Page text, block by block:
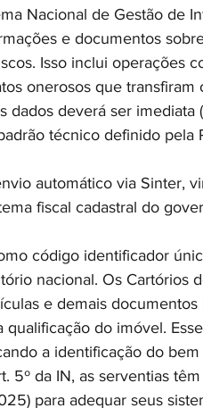
Nacional de Gestão de
e documentos
Isso inclui operações
onerosos que transfiram
dados deverá ser imediata
técnico definido pela
automático via Sinter,
fiscal cadastral do
código identificador
nacional. Os Cartórios
e demais documentos
do imóvel.
a identificação do
5º da IN, as serventias
para adequar seus